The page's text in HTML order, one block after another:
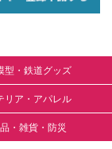
型・鉄道グッズ
リア・アパレル
・雑貨・防災